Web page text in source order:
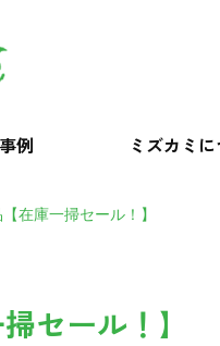
例 ミズカミ
在庫一掃セール！】
セール！】